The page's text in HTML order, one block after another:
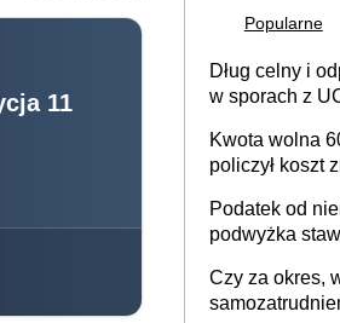
11
Popularne
Dług celny i
w sporach z
Kwota wolna
policzył koszt
Podatek od
podwyżka
budynków i
prowadzeniem
Czy za okres,